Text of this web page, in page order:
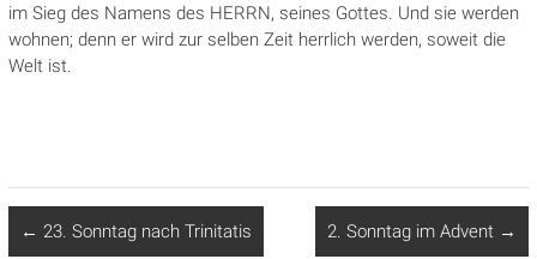
im Sieg des Namens des HERRN, seines Gottes. Und sie werden
wohnen; denn er wird zur selben Zeit herrlich werden, soweit die
Welt ist.
← 23. Sonntag nach Trinitatis 2. Sonntag im Advent →